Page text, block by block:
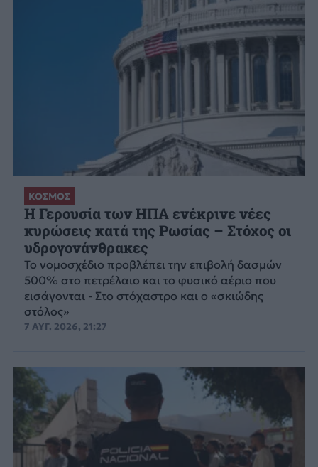
ΚΟΣΜΟΣ
Η Γερουσία των ΗΠΑ ενέκρινε νέες
κυρώσεις κατά της Ρωσίας – Στόχος οι
υδρογονάνθρακες
Το νομοσχέδιο προβλέπει την επιβολή δασμών
500% στο πετρέλαιο και το φυσικό αέριο που
εισάγονται - Στο στόχαστρο και ο «σκιώδης
στόλος»
7 ΑΥΓ. 2026, 21:27